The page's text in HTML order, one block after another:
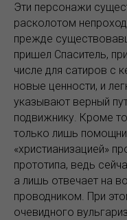
Эти персонажи
расколотом
прежде
пришел Спаситель,
числе для сатиров с
новые ценности, и
указывают верный
подвижнику. Кроме
только лишь
«христианизацией»
прототипа, ведь
а лишь отвечает на
проводником. При
очевидного